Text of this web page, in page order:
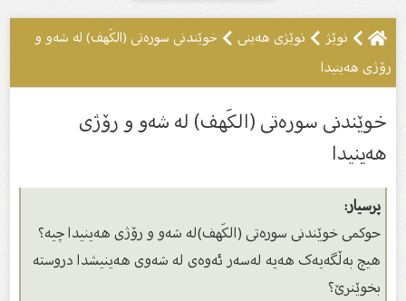
نوێژ نوێژى هەینى
خوێندنى سورەتى (الكَهف) لە شەو و
رۆژى هەینیدا
خوێندنى سورەتى (الكَهف) لە شەو و رۆژى
هەینیدا
پرسیار:
حوكمى خوێندنى سورەتى (الكَهف)لە شەو و رۆژى هەینیدا چیە؟
هیچ بەڵگەیەک هەیە لەسەر ئەوەى لە شەوی هەینیشدا دروستە
بخوێنرێ؟